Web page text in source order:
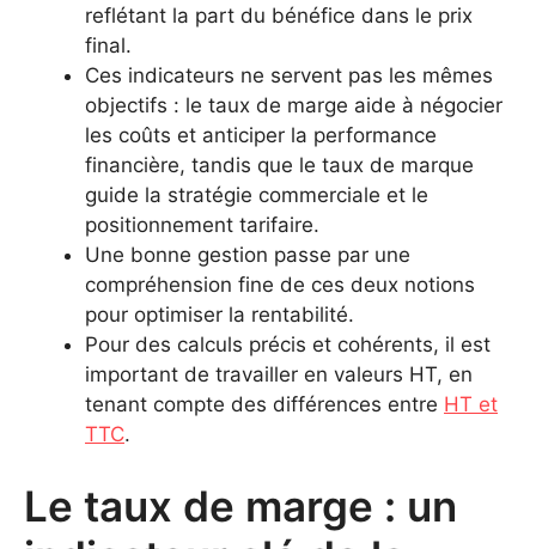
reflétant la part du bénéfice dans le prix
final.
Ces indicateurs ne servent pas les mêmes
objectifs : le taux de marge aide à négocier
les coûts et anticiper la performance
financière, tandis que le taux de marque
guide la stratégie commerciale et le
positionnement tarifaire.
Une bonne gestion passe par une
compréhension fine de ces deux notions
pour optimiser la rentabilité.
Pour des calculs précis et cohérents, il est
important de travailler en valeurs HT, en
tenant compte des différences entre HT et
TTC.
Le taux de marge : un